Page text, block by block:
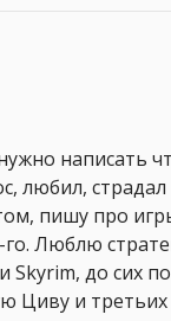
написать
любил, страдал
пишу про
Люблю
до сих
Циву и третьих